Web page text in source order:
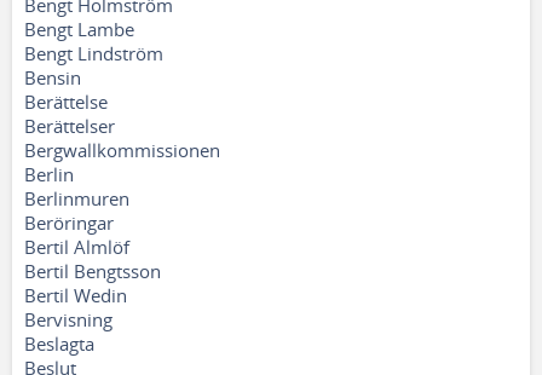
Bengt Holmström
Bengt Lambe
Bengt Lindström
Bensin
Berättelse
Berättelser
Bergwallkommissionen
Berlin
Berlinmuren
Beröringar
Bertil Almlöf
Bertil Bengtsson
Bertil Wedin
Bervisning
Beslagta
Beslut